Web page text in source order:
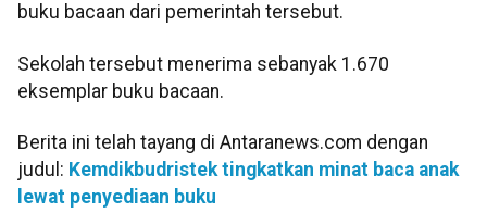
buku bacaan dari pemerintah tersebut.
Sekolah tersebut menerima sebanyak 1.670
eksemplar buku bacaan.
Berita ini telah tayang di Antaranews.com dengan
judul: Kemdikbudristek tingkatkan minat baca anak
lewat penyediaan buku